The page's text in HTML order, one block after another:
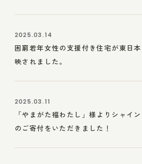
2025.03.14
困窮若年女性の支援付き住宅が東日
映されました。
2025.03.11
「やまがた福わたし」様よりシャイ
のご寄付をいただきました！